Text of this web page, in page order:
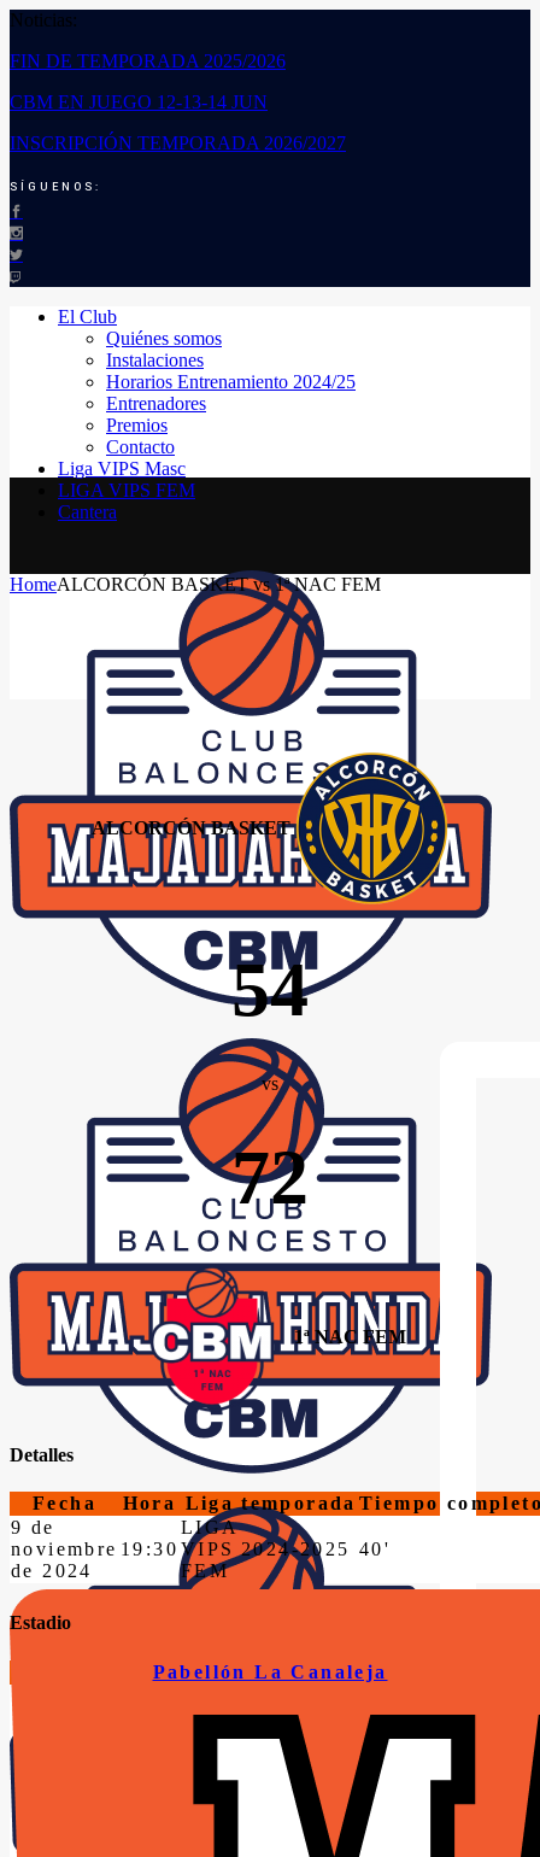
Noticias:
FIN DE TEMPORADA 2025/2026
CBM EN JUEGO 12-13-14 JUN
INSCRIPCIÓN TEMPORADA 2026/2027
SÍGUENOS:
El Club
Quiénes somos
Instalaciones
Horarios Entrenamiento 2024/25
Entrenadores
Premios
Contacto
Liga VIPS Masc
LIGA VIPS FEM
Cantera
HomeALCORCÓN BASKET vs 1ª NAC FEM
ALCORCÓN BASKET
54
vs
72
1ª NAC FEM
Detalles
Fecha Hora Liga temporada Tiempo
9 de
noviembre
de 2024
19:30
LIGA
VIPS
FEM
2024-2025 40'
Estadio
Pabellón La Canaleja